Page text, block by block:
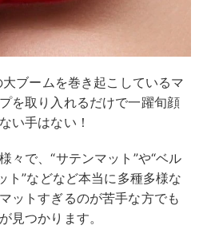
ブームを巻き起こしているマ
を取り入れるだけで一躍旬顔
い手はない！
々で、“サテンマット”や“ベル
ト”などなど本当に多種多様な
ットすぎるのが苦手な方でも
見つかります。